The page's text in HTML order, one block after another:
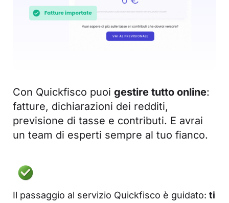
Con Quickfisco puoi gestire tutto online:
fatture, dichiarazioni dei redditi,
previsione di tasse e contributi. E avrai
un team di esperti sempre al tuo fianco.
Il passaggio al servizio Quickfisco è guidato: ti